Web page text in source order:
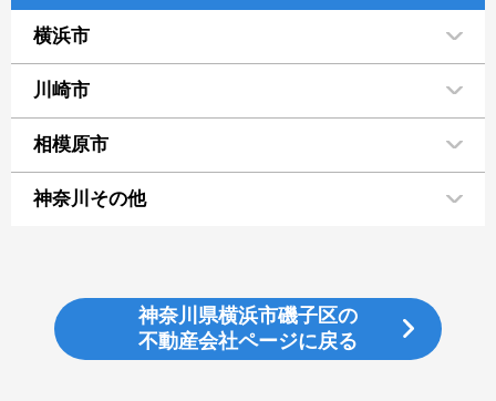
横浜市
川崎市
相模原市
神奈川その他
神奈川県横浜市磯子区の
不動産会社ページに戻る